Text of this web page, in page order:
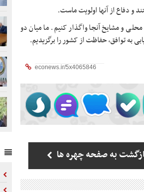
و دفاع از آنها اولویت ماست.
و مشایخ آنجا واگذار کنیم. ما میان دو
به توافق، حفاظت از کشور را برگزیدیم.
به صفحه چهره ها